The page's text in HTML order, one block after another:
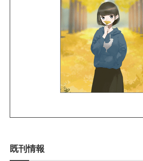
既刊情報